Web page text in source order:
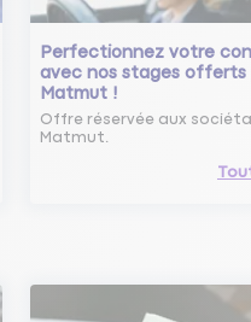
Perfectionnez votre
avec nos stages offerts
Matmut !
Offre réservée aux
Matmut.